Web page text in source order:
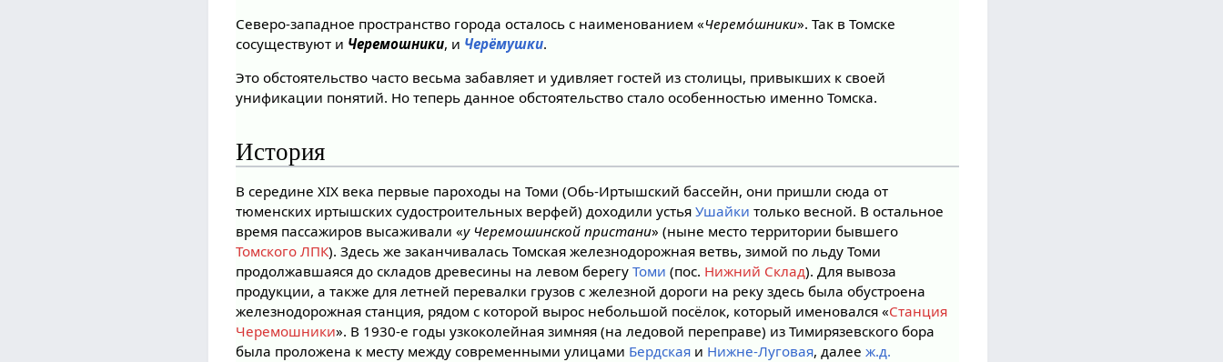
Северо-западное пространство города осталось с наименованием «Черемо́шники». Так в Томске
сосуществуют и Черемошники, и Черёмушки.
Это обстоятельство часто весьма забавляет и удивляет гостей из столицы, привыкших к своей
унификации понятий. Но теперь данное обстоятельство стало особенностью именно Томска.
История
В середине XIX века первые пароходы на Томи (Обь-Иртышский бассейн, они пришли сюда от
тюменских иртышских судостроительных верфей) доходили устьяУшайки только весной. В остальное
время пассажиров высаживали «у Черемошинской пристани» (ныне место территории бывшего
Томского ЛПК). Здесь же заканчивалась Томская железнодорожная ветвь, зимой по льду Томи
продолжавшаяся до складов древесины на левом берегуТоми (пос. Нижний Склад). Для вывоза
продукции, а также для летней перевалки грузов с железной дороги на реку здесь была обустроена
железнодорожная станция, рядом с которой вырос небольшой посёлок, который именовался «Станция
Черемошники». В 1930-е годы узкоколейная зимняя (на ледовой переправе) из Тимирязевского бора
была проложена к месту между современными улицами Бердская и Нижне-Луговая, далееж.д.